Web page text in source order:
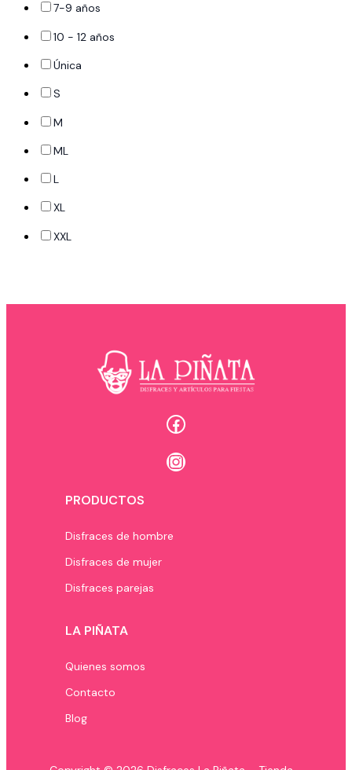
7-9 años
10 - 12 años
Única
S
M
ML
L
XL
XXL
Facebook
Instagram
PRODUCTOS
Disfraces de hombre
Disfraces de mujer
Disfraces parejas
LA PIÑATA
Quienes somos
Contacto
Blog